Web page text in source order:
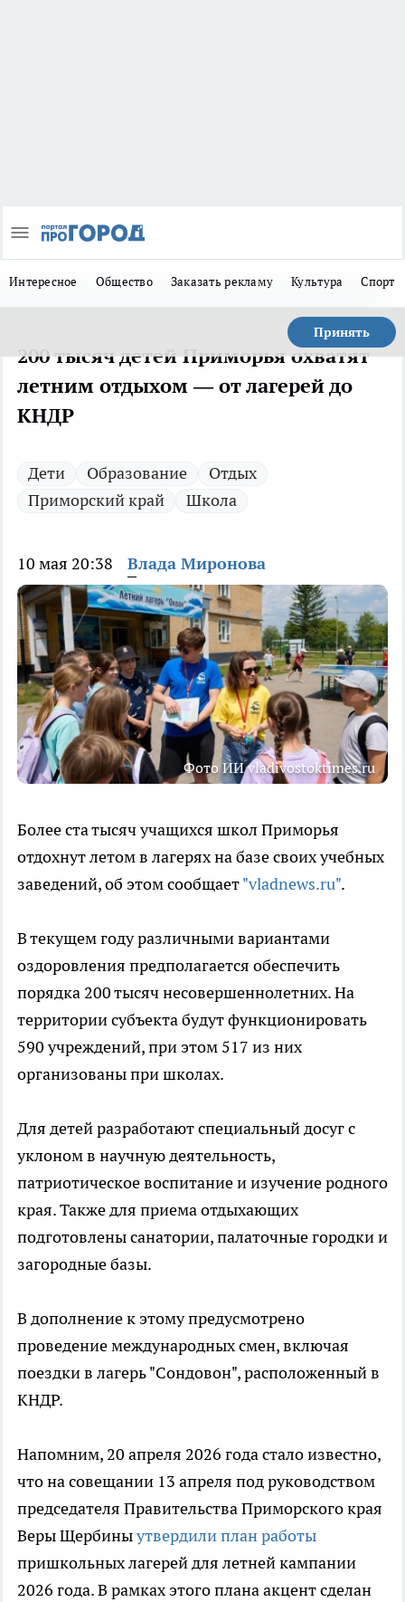
Интересное Общество Заказать рекламу Культура Спорт
Принять
200 тысяч детей Приморья охватят
летним отдыхом — от лагерей до
КНДР
Дети Образование
Отдых
Приморский край
Школа
10 мая 20:38 Влада Миронова
Фото ИИ vladivostoktimes.ru
Более ста тысяч учащихся школ Приморья
отдохнут летом в лагерях на базе своих учебных
заведений, об этом сообщает"vladnews.ru".
В текущем году различными вариантами
оздоровления предполагается обеспечить
порядка 200 тысяч несовершеннолетних. На
территории субъекта будут функционировать
590 учреждений, при этом 517 из них
организованы при школах.
Для детей разработают специальный досуг с
уклоном в научную деятельность,
патриотическое воспитание и изучение родного
края. Также для приема отдыхающих
подготовлены санатории, палаточные городки и
загородные базы.
В дополнение к этому предусмотрено
проведение международных смен, включая
поездки в лагерь "Сондовон", расположенный в
КНДР.
Напомним, 20 апреля 2026 года стало известно,
что на совещании 13 апреля под руководством
председателя Правительства Приморского края
Веры Щербиныутвердили план работы
пришкольных лагерей для летней кампании
2026 года. В рамках этого плана акцент сделан